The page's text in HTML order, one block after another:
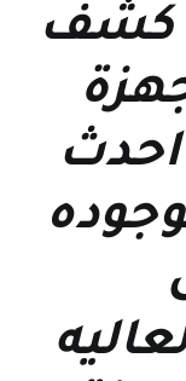
كشف
احدث